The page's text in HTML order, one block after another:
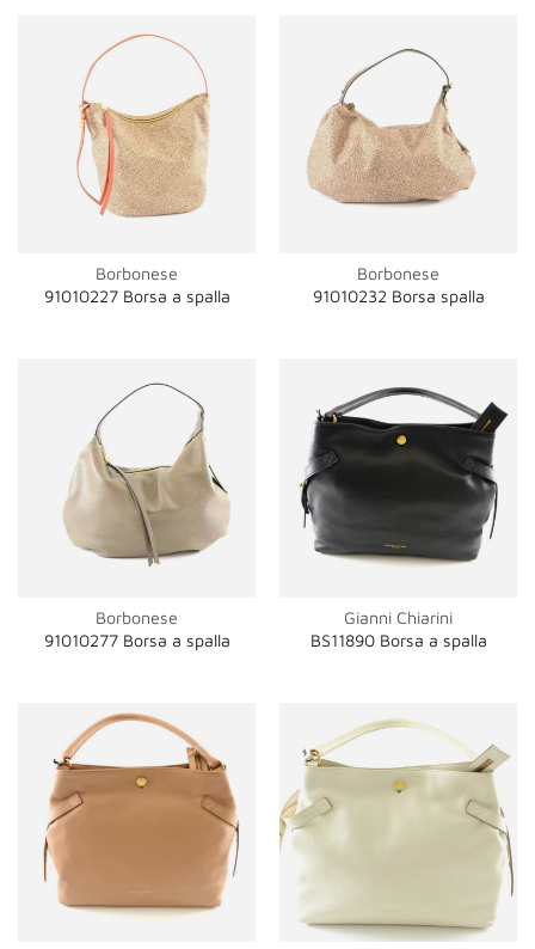
Borbonese
91010227 Borsa a spalla
Borbonese
91010232 Borsa spalla
Borbonese
91010277 Borsa a spalla
Gianni Chiarini
BS11890 Borsa a spalla